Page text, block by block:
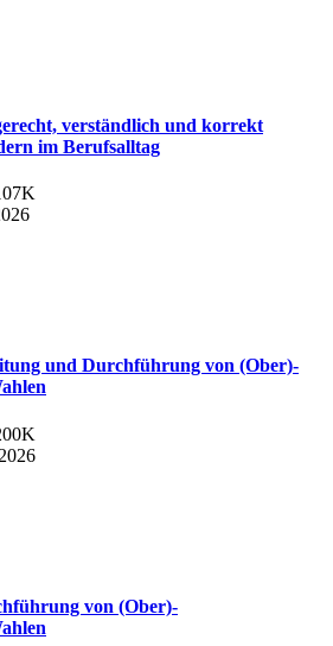
verständlich und korrekt
im Berufsalltag
und Durchführung von (Ober)-
von (Ober)-